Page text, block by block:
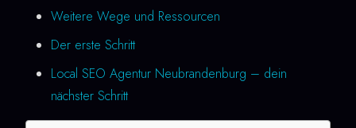
Weitere Wege und Ressourcen
Der erste Schritt
Local SEO Agentur Neubrandenburg – dein
nächster Schritt